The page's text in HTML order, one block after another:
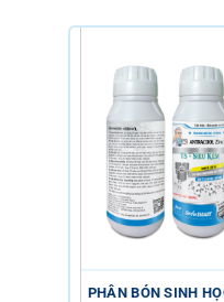
PHÂN BÓN SINH